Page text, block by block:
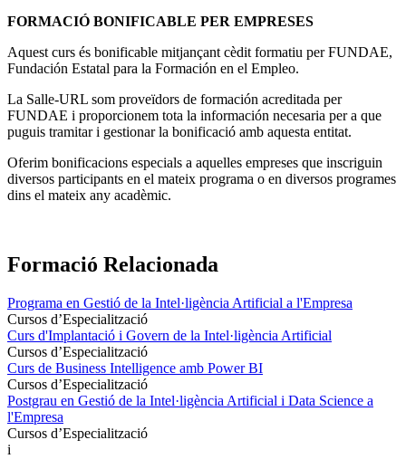
FORMACIÓ BONIFICABLE PER EMPRESES
Aquest curs és bonificable mitjançant cèdit formatiu per FUNDAE,
Fundación Estatal para la Formación en el Empleo.
La Salle-URL som proveïdors de formación acreditada per
FUNDAE i proporcionem tota la información necesaria per a que
puguis tramitar i gestionar la bonificació amb aquesta entitat.
Oferim bonificacions especials a aquelles empreses que inscriguin
diversos participants en el mateix programa o en diversos programes
dins el mateix any acadèmic.
Formació Relacionada
Programa en Gestió de la Intel·ligència Artificial a l'Empresa
Cursos d’Especialització
Curs d'Implantació i Govern de la Intel·ligència Artificial
Cursos d’Especialització
Curs de Business Intelligence amb Power BI
Cursos d’Especialització
Postgrau en Gestió de la Intel·ligència Artificial i Data Science a
l'Empresa
Cursos d’Especialització
i